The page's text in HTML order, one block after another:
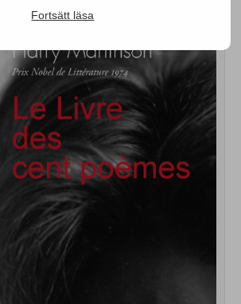
Fortsätt läsa